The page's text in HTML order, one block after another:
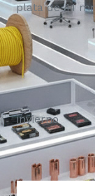
plata de 41
invierno